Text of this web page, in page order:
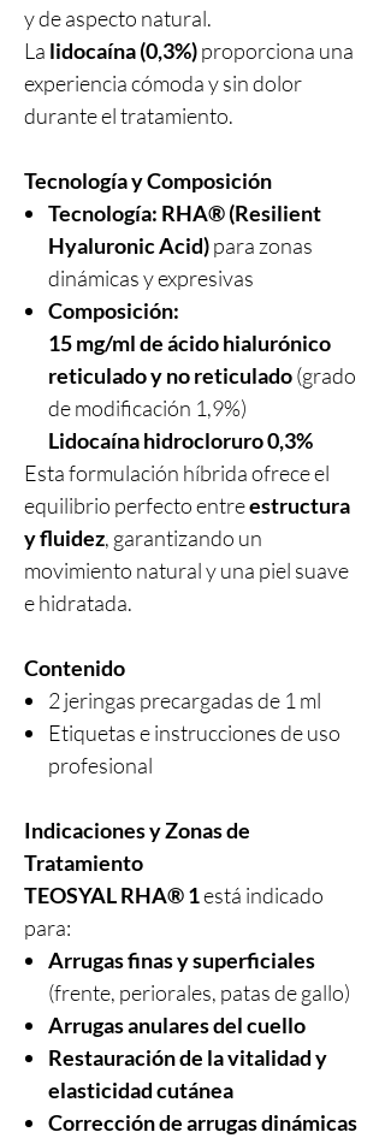
y de aspecto natural.
La lidocaína (0,3%)proporciona una
experiencia cómoda y sin dolor
durante el tratamiento.
Tecnología y Composición
Tecnología: RHA® (Resilient
Hyaluronic Acid)para zonas
dinámicas y expresivas
Composición:
15 mg/ml de ácido hialurónico
reticulado y no reticulado(grado
de modificación 1,9%)
Lidocaína hidrocloruro 0,3%
Esta formulación híbrida ofrece el
equilibrio perfecto entreestructura
y fluidez, garantizando un
movimiento natural y una piel suave
e hidratada.
Contenido
2 jeringas precargadas de 1 ml
Etiquetas e instrucciones de uso
profesional
Indicaciones y Zonas de
Tratamiento
TEOSYAL RHA® 1está indicado
para:
Arrugas finas y superficiales
(frente, periorales, patas de gallo)
Arrugas anulares del cuello
Restauración de la vitalidad y
elasticidad cutánea
Corrección de arrugas dinámicas